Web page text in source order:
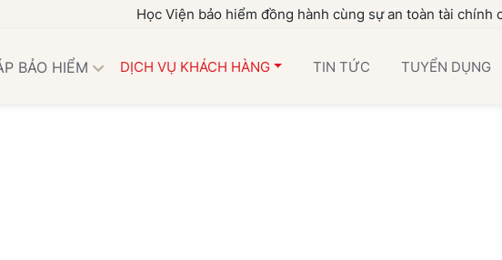
Học Viện bảo hiểm đồng hành cùng sự an toàn tài chính của gia
BẢO HIỂM DỊCH VỤ KHÁCH HÀNG TIN TỨC TUYỂN DỤNG